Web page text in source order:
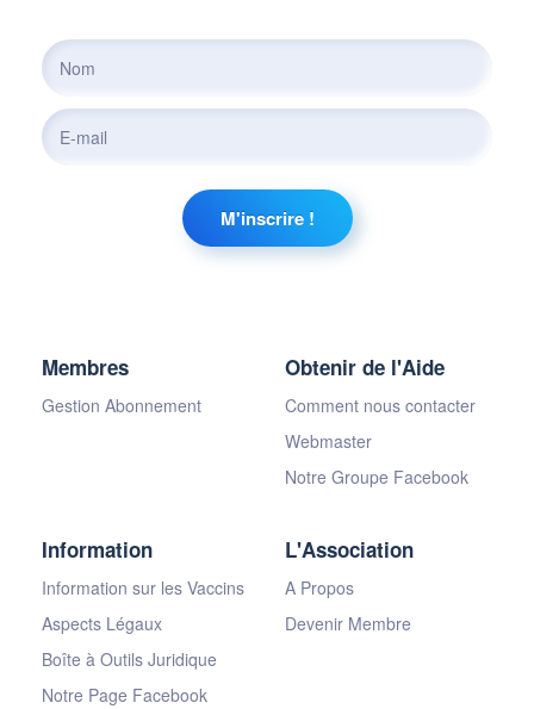
Membres
Gestion Abonnement
Obtenir de l'Aide
Comment nous contacter
Webmaster
Notre Groupe Facebook
Information
Information sur les Vaccins
Aspects Légaux
Boîte à Outils Juridique
Notre Page Facebook
L'Association
A Propos
Devenir Membre